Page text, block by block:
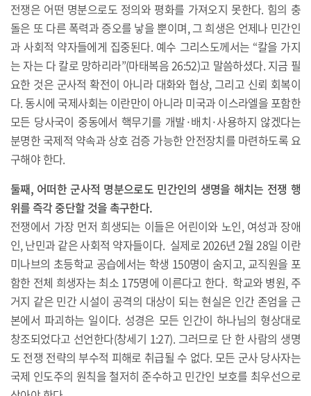
전쟁은 어떤 명분으로도 정의와 평화를 가져오지 못한다. 힘의 충
돌은 또 다른 폭력과 증오를 낳을 뿐이며, 그 희생은 언제나 민간인
과 사회적 약자들에게 집중된다. 예수 그리스도께서는 “칼을 가지
는 자는 다 칼로 망하리라”(마태복음 26:52)고 말씀하셨다. 지금 필
요한 것은 군사적 확전이 아니라 대화와 협상, 그리고 신뢰 회복이
다. 동시에 국제사회는 이란만이 아니라 미국과 이스라엘을 포함한
모든 당사국이 중동에서 핵무기를 개발·배치·사용하지 않겠다는
분명한 국제적 약속과 상호 검증 가능한 안전장치를 마련하도록 요
구해야 한다.
둘째, 어떠한 군사적 명분으로도 민간인의 생명을 해치는 전쟁 행
위를 즉각 중단할 것을 촉구한다.
전쟁에서 가장 먼저 희생되는 이들은 어린이와 노인, 여성과 장애
인, 난민과 같은 사회적 약자들이다. 실제로 2026년 2월 28일 이란
미나브의 초등학교 공습에서는 학생 150명이 숨지고, 교직원을 포
함한 전체 희생자는 최소 175명에 이른다고 한다. 학교와 병원, 주
거지 같은 민간 시설이 공격의 대상이 되는 현실은 인간 존엄을 근
본에서 파괴하는 일이다. 성경은 모든 인간이 하나님의 형상대로
창조되었다고 선언한다(창세기 1:27). 그러므로 단 한 사람의 생명
도 전쟁 전략의 부수적 피해로 취급될 수 없다. 모든 군사 당사자는
국제 인도주의 원칙을 철저히 준수하고 민간인 보호를 최우선으로